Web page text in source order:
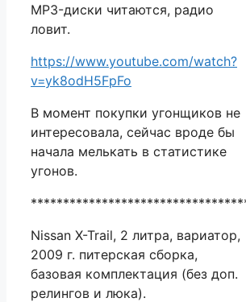
MP3-диски читаются, радио
ловит.
https://www.youtube.com/watch?
v=yk8odH5FpFo
В момент покупки угонщиков не
интересовала, сейчас вроде бы
начала мелькать в статистике
угонов.
Nissan X-Trail, 2 литра, вариатор,
2009 г. питерская сборка,
базовая комплектация (без доп.
релингов и люка).